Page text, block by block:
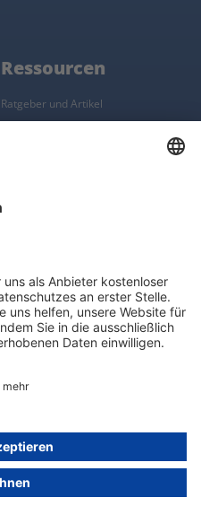
Ressourcen
Ratgeber und Artikel
Gruppe
activeMind AG (Deutschland)
activeMind.ch (Schweiz)
Königreich)
Online-Schulungs-Portal
Karriereportal